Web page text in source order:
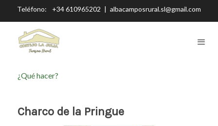
Teléfono: +34 610965202 | albacamposrural.sl@gmail.com
¿Qué hacer?
Charco de la Pringue